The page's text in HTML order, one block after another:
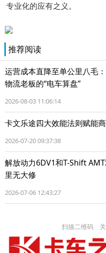
专业化的应有之义。
推荐阅读
运营成本直降至单公里八毛
物流老板的“电车算盘”
2026-08-03 11:06:14
卡文乐途四大效能法则赋能
2026-07-20 09:37:38
解放动力6DV1和T-Shift
里无大修
2026-07-06 12:43:27
扫描二维码 关